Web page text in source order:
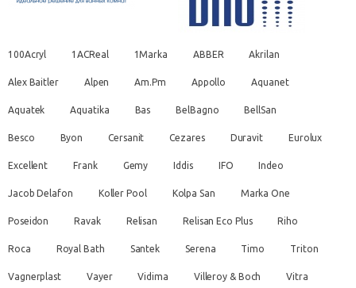
100Acryl 1ACReal 1Marka ABBER Akrilan
Alex Baitler Alpen Am.Pm Appollo Aquanet
Aquatek Aquatika Bas BelBagno BellSan
Besco Byon Cersanit Cezares Duravit Eurolux
Excellent Frank Gemy Iddis IFO Indeo
Jacob Delafon Koller Pool Kolpa San Marka One
Poseidon Ravak Relisan Relisan Eco Plus Riho
Roca Royal Bath Santek Serena Timo Triton
Vagnerplast Vayer Vidima Villeroy & Boch Vitra